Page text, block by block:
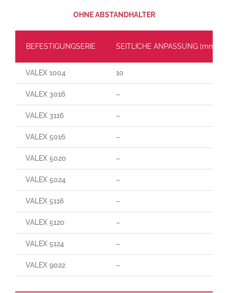
OHNE ABSTANDHALTER
BEFESTIGUNGSERIE SEITLICHE ANPASSUNG [mm]
VALEX 1004 10
VALEX 3016 –
VALEX 3116 –
VALEX 5016 –
VALEX 5020 –
VALEX 5024 –
VALEX 5116 –
VALEX 5120 –
VALEX 5124 –
VALEX 9022 –